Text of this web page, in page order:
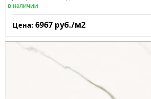
в наличии
Цена: 6967 руб./м2